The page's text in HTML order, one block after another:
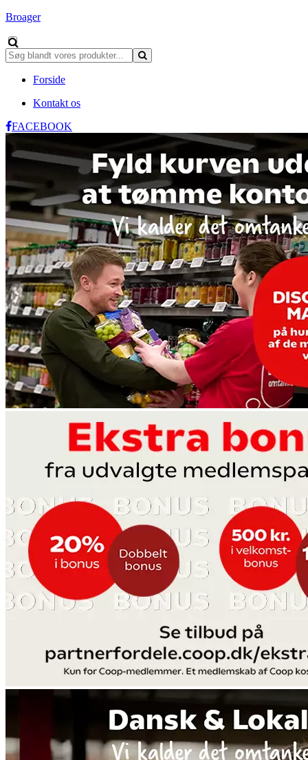
Broager
Forside
Kontakt os
FACEBOOK